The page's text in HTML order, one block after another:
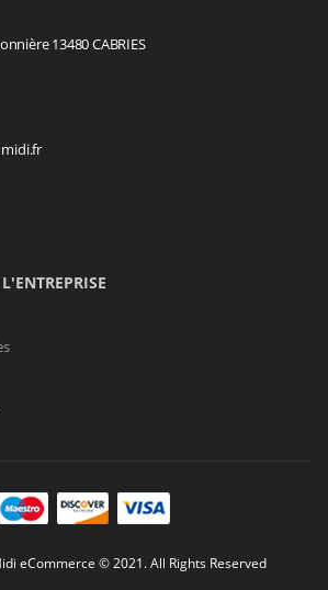
13480 CABRIES
eCommerce © 2021. All Rights Reserved